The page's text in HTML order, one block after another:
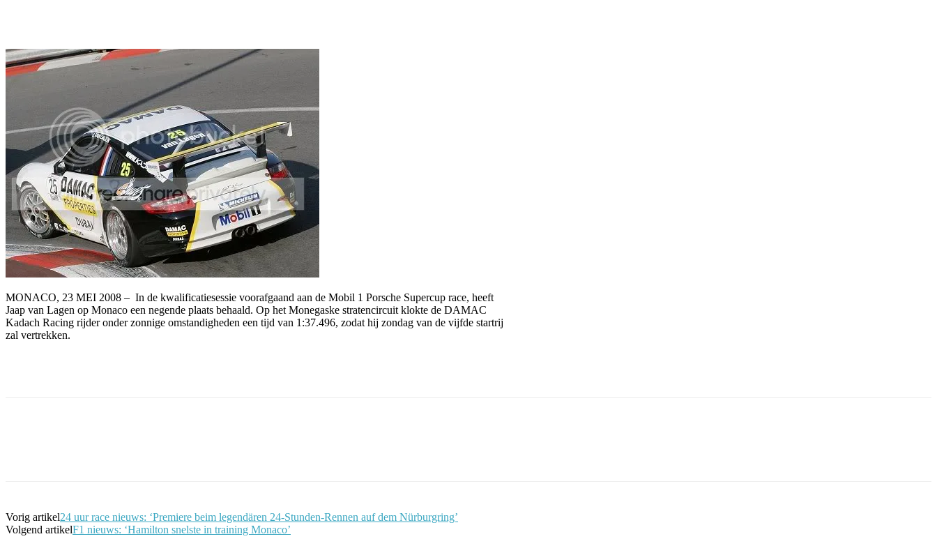
MONACO, 23 MEI 2008 – In de kwalificatiesessie voorafgaand aan de Mobil 1 Porsche Supercup race, heeft
Jaap van Lagen op Monaco een negende plaats behaald. Op het Monegaske stratencircuit klokte de DAMAC
Kadach Racing rijder onder zonnige omstandigheden een tijd van 1:37.496, zodat hij zondag van de vijfde startrij
zal vertrekken.
Vorig artikel24 uur race nieuws: ‘Premiere beim legendären 24-Stunden-Rennen auf dem Nürburgring’
Volgend artikelF1 nieuws: ‘Hamilton snelste in training Monaco’